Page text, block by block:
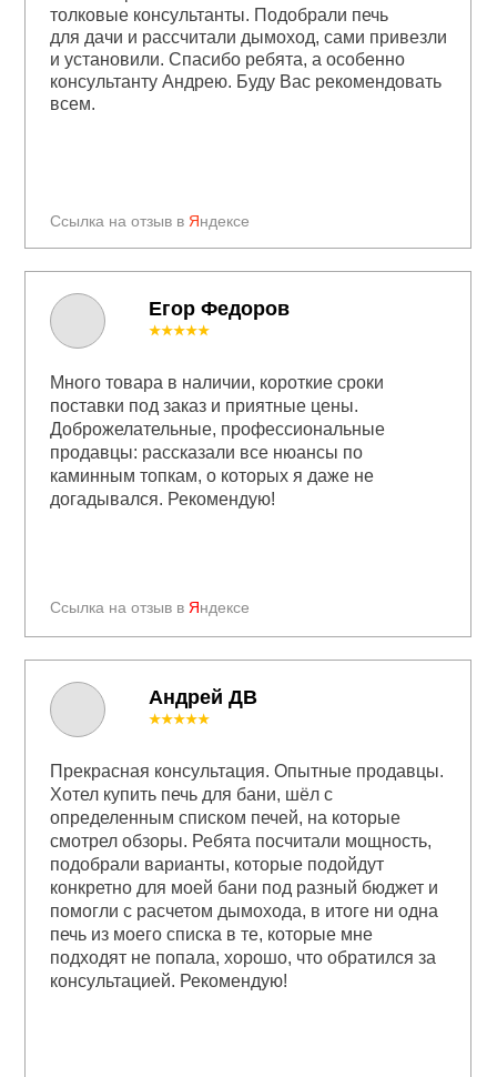
Ссылка на отзыв в Яндексе
толковые консультанты. Подобрали печь
для дачи и рассчитали дымоход, сами привезли
и установили. Спасибо ребята, а особенно
консультанту Андрею. Буду Вас рекомендовать
всем.
Егор Федоров
Ссылка на отзыв в Яндексе
★★★★★
Много товара в наличии, короткие сроки
поставки под заказ и приятные цены.
Доброжелательные, профессиональные
продавцы: рассказали все нюансы по
каминным топкам, о которых я даже не
догадывался. Рекомендую!
Андрей ДВ
★★★★★
Прекрасная консультация. Опытные продавцы.
Хотел купить печь для бани, шёл с
определенным списком печей, на которые
смотрел обзоры. Ребята посчитали мощность,
подобрали варианты, которые подойдут
конкретно для моей бани под разный бюджет и
помогли с расчетом дымохода, в итоге ни одна
печь из моего списка в те, которые мне
подходят не попала, хорошо, что обратился за
консультацией. Рекомендую!